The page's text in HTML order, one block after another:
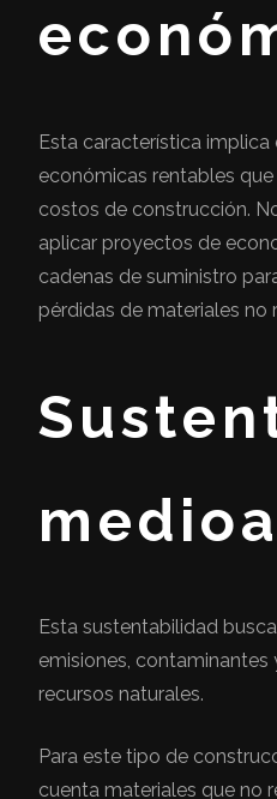
Esta característica
económicas rentables
costos de construcción.
aplicar proyectos de
cadenas de suministro
pérdidas de materiales no
Esta sustentabilidad
emisiones, contaminantes
recursos naturales.
Para este tipo de
cuenta materiales que no